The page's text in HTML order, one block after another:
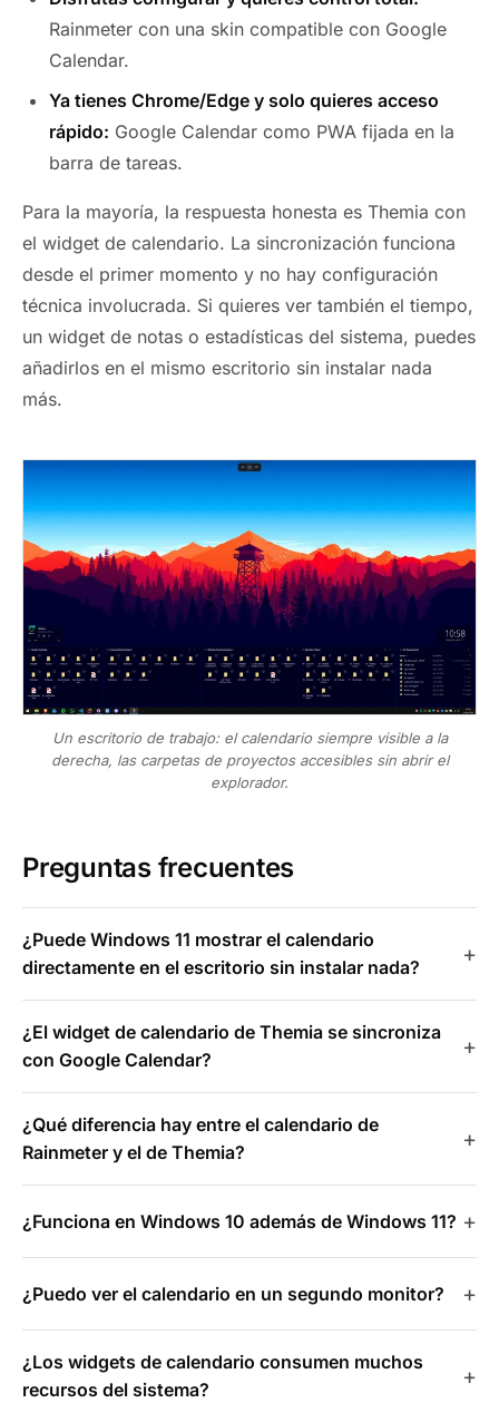
Rainmeter con una skin compatible con Google
Calendar.
Ya tienes Chrome/Edge y solo quieres acceso
rápido: Google Calendar como PWA fijada en la
barra de tareas.
Para la mayoría, la respuesta honesta es Themia con
el widget de calendario. La sincronización funciona
desde el primer momento y no hay configuración
técnica involucrada. Si quieres ver también el tiempo,
un widget de notas o estadísticas del sistema, puedes
añadirlos en el mismo escritorio sin instalar nada
más.
Un escritorio de trabajo: el calendario siempre visible a la
derecha, las carpetas de proyectos accesibles sin abrir el
explorador.
Preguntas frecuentes
¿Puede Windows 11 mostrar el calendario
directamente en el escritorio sin instalar nada?
¿El widget de calendario de Themia se sincroniza
con Google Calendar?
¿Qué diferencia hay entre el calendario de
Rainmeter y el de Themia?
¿Funciona en Windows 10 además de Windows 11?
¿Puedo ver el calendario en un segundo monitor?
¿Los widgets de calendario consumen muchos
recursos del sistema?